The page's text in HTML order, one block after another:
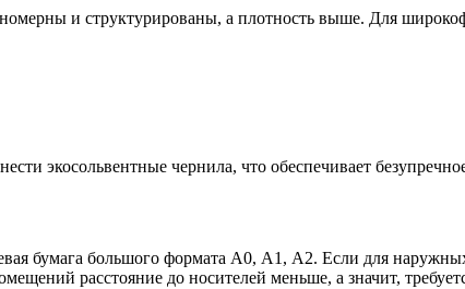
и структурированы, а плотность выше. Для
экосольвентные чернила, что обеспечивает
бумага большого формата А0, А1, А2. Если для
расстояние до носителей меньше, а значит,